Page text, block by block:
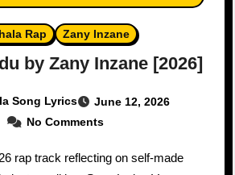
Rap Zany Inzane
by Zany Inzane [2026]
Song Lyrics
June 12, 2026
No Comments